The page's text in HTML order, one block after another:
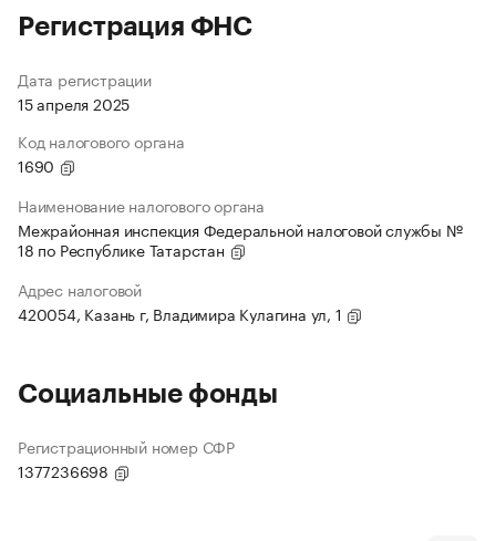
Регистрация ФНС
Дата регистрации
15 апреля 2025
Код налогового органа
1690
Наименование налогового органа
Межрайонная инспекция Федеральной налоговой службы №
18 по Республике Татарстан
Адрес налоговой
420054, Казань г, Владимира Кулагина ул, 1
Социальные фонды
Регистрационный номер СФР
1377236698